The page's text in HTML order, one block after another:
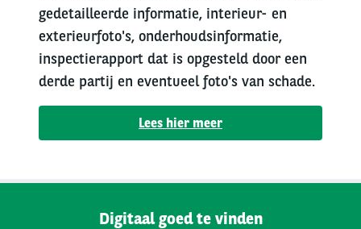
gedetailleerde informatie, interieur- en
exterieurfoto's, onderhoudsinformatie,
inspectierapport dat is opgesteld door een
derde partij en eventueel foto's van schade.
Lees hier meer
Digitaal goed te vinden